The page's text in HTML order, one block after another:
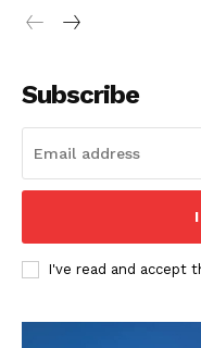
Subscribe
I've read and accept